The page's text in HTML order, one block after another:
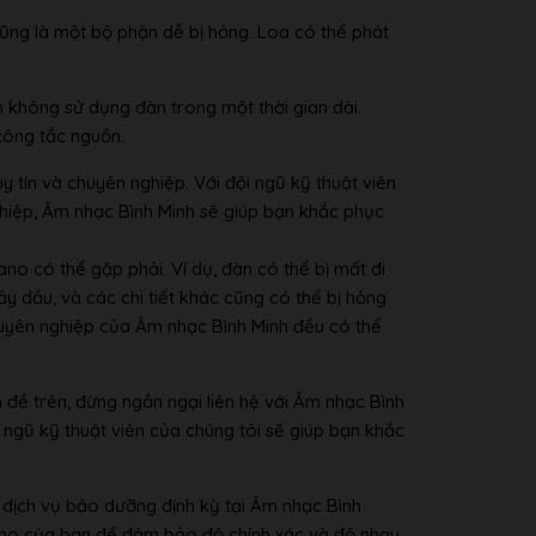
là một bộ phận dễ bị hỏng. Loa có thể phát
sử dụng đàn trong một thời gian dài.
tắc nguồn.
tín và chuyên nghiệp. Với đội ngũ kỹ thuật viên
Âm nhạc Bình Minh sẽ giúp bạn khắc phục
có thể gặp phải. Ví dụ, đàn có thể bị mất đi
dầu, và các chi tiết khác cũng có thể bị hỏng
nghiệp của Âm nhạc Bình Minh đều có thể
trên, đừng ngần ngại liên hệ với Âm nhạc Bình
kỹ thuật viên của chúng tôi sẽ giúp bạn khắc
vụ bảo dưỡng định kỳ tại Âm nhạc Bình